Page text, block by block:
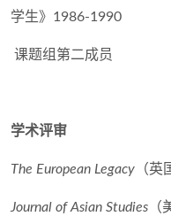
学生》1986-1990
课题组第二成员
学术评审
The European Legacy （
Journal of Asian Studies